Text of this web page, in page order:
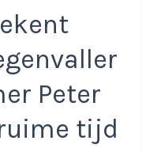
Peter
tijd